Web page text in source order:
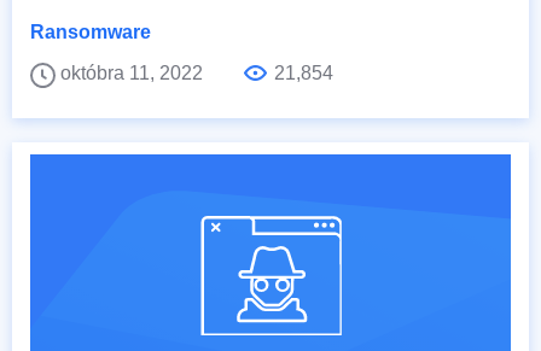
Ransomware
októbra 11, 2022
21,854